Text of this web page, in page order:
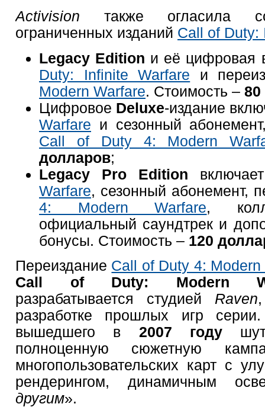
Activision также огласила
ограниченных изданий Call of Duty:
Legacy Edition и её цифровая
Duty: Infinite Warfare и
Modern Warfare. Стоимость –
Цифровое Deluxe-издание
Warfare и сезонный
Call of Duty 4: Modern
долларов;
Legacy Pro Edition
Warfare, сезонный абонемент,
4: Modern Warfare,
официальный саундтрек и
бонусы. Стоимость – 120
Переиздание Call of Duty 4: Modern
Call of Duty: Modеrn
разрабатывается студией Raven
разработке прошлых игр
вышедшего в 2007 году
полноценную сюжетную
многопользовательских карт с
рендерингом, динамичным
другим».